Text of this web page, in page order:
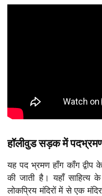
हॉलीवुड सड़क में
यह पद भ्रमण हाँग काँग
की जाती है। यहाँ साहित्य
लोकप्रिय मंदिरों में से एक